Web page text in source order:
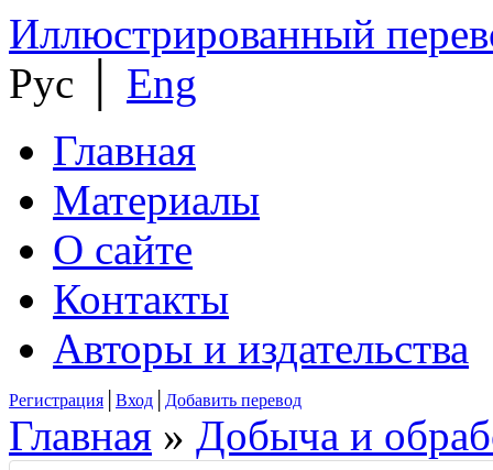
Иллюстрированный
Рус
Eng
Главная
Материалы
О сайте
Контакты
Авторы и издательства
Регистрация Вход Добавить перевод
Главная » Добыча и